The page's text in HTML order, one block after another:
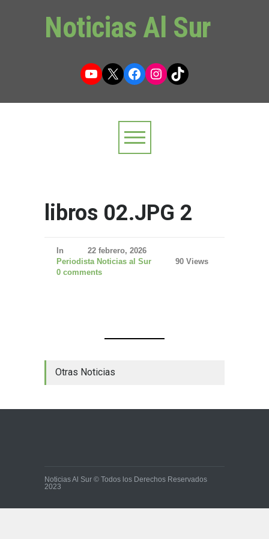
Noticias Al Sur
YouTube
X Facebook
Instagram
TikTok
libros 02.JPG 2
In
22 febrero, 2026
Periodista Noticias al Sur
90 Views
0 comments
Otras Noticias
Noticias Al Sur © Todos los Derechos Reservados
2023